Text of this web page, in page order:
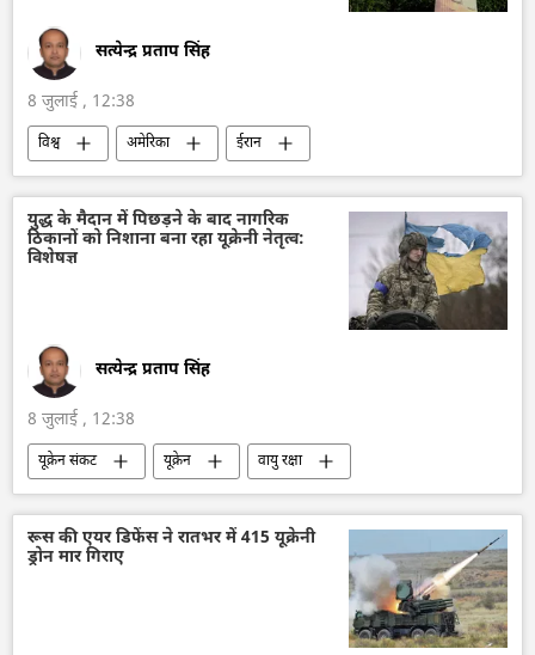
सत्येन्द्र प्रताप सिंह
8 जुलाई , 12:38
विश्व अमेरिका
ईरान
अमेरिका-इजराइल-ईरान युद्ध
होर्मुज स्ट्रेट
विदेश मंत्रालय
जहाजी बेड़ा
युद्ध के मैदान में पिछड़ने के बाद नागरिक
ठिकानों को निशाना बना रहा यूक्रेनी नेतृत्व:
विशेषज्ञ
सत्येन्द्र प्रताप सिंह
8 जुलाई , 12:38
यूक्रेन संकट यूक्रेन
वायु रक्षा
वायुसेना
रूस
नागरिक लोग
विशेष सैन्य अभियान
रूसी सैन्य तकनीक
रूस की एयर डिफेंस ने रातभर में 415 यूक्रेनी
ड्रोन मार गिराए